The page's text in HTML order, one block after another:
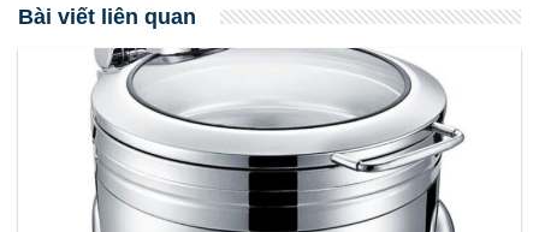
Bài viết liên quan